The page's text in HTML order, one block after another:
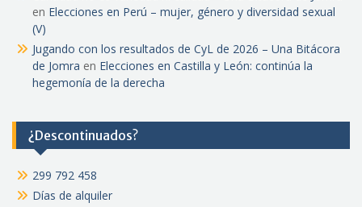
en Elecciones en Perú – mujer, género y diversidad sexual
(V)
Jugando con los resultados de CyL de 2026 – Una Bitácora
de Jomra en Elecciones en Castilla y León: continúa la
hegemonía de la derecha
¿Descontinuados?
299 792 458
Días de alquiler